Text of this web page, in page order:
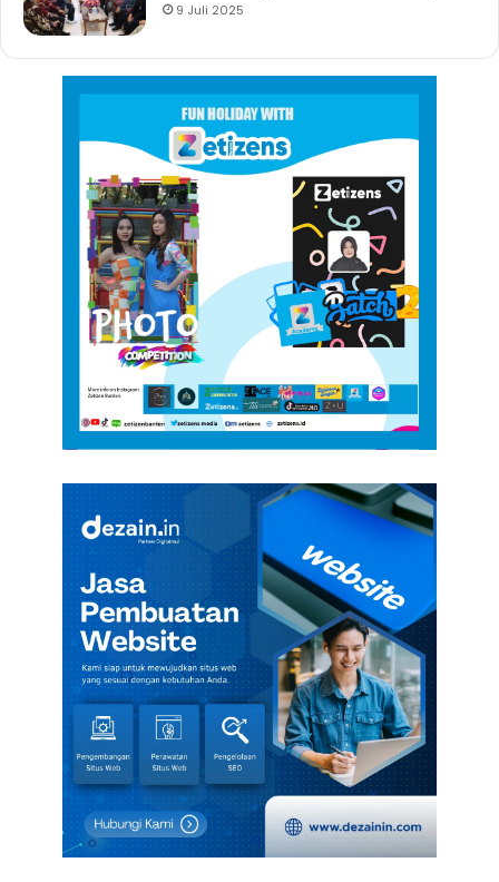
9 Juli 2025